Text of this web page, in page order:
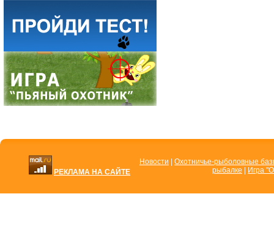
РЕКЛАМА НА САЙТЕ
Новости
Охотничье-рыболовные
рыбалке
Игра